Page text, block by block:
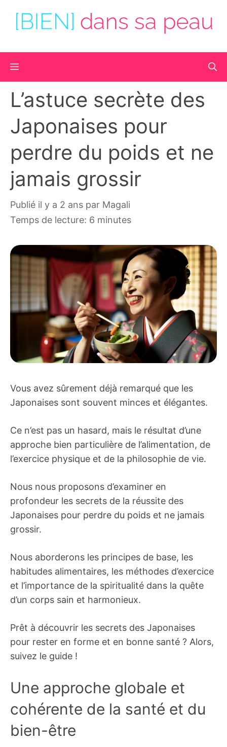
Menu
L’astuce secrète des
Japonaises pour
perdre du poids et ne
jamais grossir
publié il y a 2 ans par Magali
Temps de lecture: 6 minutes
Vous avez sûrement déjà remarqué que les
Japonaises sont souvent minces et élégantes.
Ce n’est pas un hasard, mais le résultat d’une
approche bien particulière de l’alimentation, de
l’exercice physique et de la philosophie de vie.
Nous nous proposons d’examiner en
profondeur les secrets de la réussite des
Japonaises pour perdre du poids et ne jamais
grossir.
Nous aborderons les principes de base, les
habitudes alimentaires, les méthodes d’exercice
et l’importance de la spiritualité dans la quête
d’un corps sain et harmonieux.
Prêt à découvrir les secrets des Japonaises
pour rester en forme et en bonne santé ? Alors,
suivez le guide !
Une approche globale et
cohérente de la santé et du
bien-être